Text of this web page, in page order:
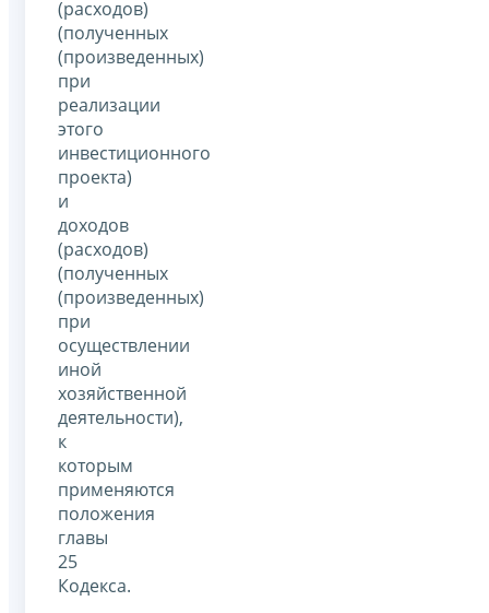
(расходов)
(полученных
(произведенных)
при
реализации
этого
инвестиционного
проекта)
и
доходов
(расходов)
(полученных
(произведенных)
при
осуществлении
иной
хозяйственной
деятельности),
к
которым
применяются
положения
главы
25
Кодекса.